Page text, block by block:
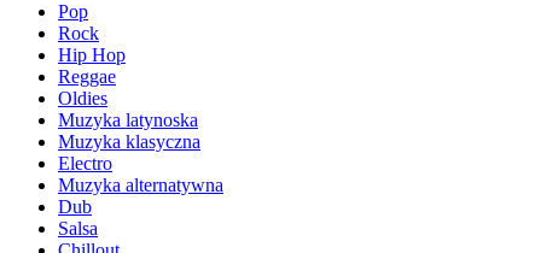
Pop
Rock
Hip Hop
Reggae
Oldies
Muzyka latynoska
Muzyka klasyczna
Electro
Muzyka alternatywna
Dub
Salsa